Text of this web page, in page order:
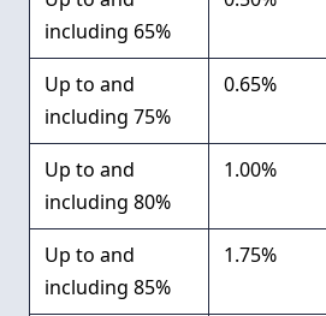
including 65%
Up to and
including 75%
0.65%
Up to and
including 80%
1.00%
Up to and
including 85%
1.75%